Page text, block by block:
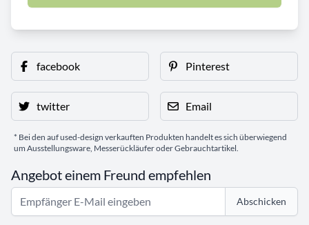
facebook Pinterest
twitter Email
* Bei den auf used-design verkauften Produkten handelt es sich überwiegend
um Ausstellungsware, Messerückläufer oder Gebrauchtartikel.
Angebot einem Freund empfehlen
Abschicken